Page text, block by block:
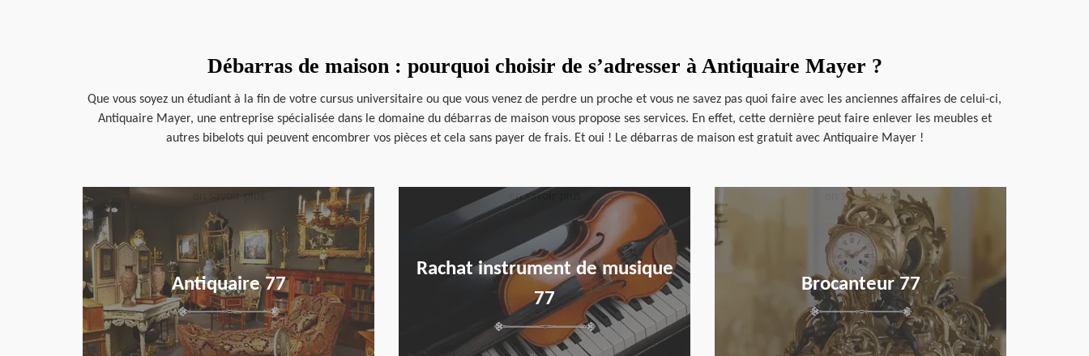
Débarras de maison : pourquoi choisir de s’adresser à Antiquaire Mayer ?
Que vous soyez un étudiant à la fin de votre cursus universitaire ou que vous venez de perdre un proche et vous ne savez pas quoi faire avec les anciennes affaires de celui-ci,
Antiquaire Mayer, une entreprise spécialisée dans le domaine du débarras de maison vous propose ses services. En effet, cette dernière peut faire enlever les meubles et
autres bibelots qui peuvent encombrer vos pièces et cela sans payer de frais. Et oui ! Le débarras de maison est gratuit avec Antiquaire Mayer !
Antiquaire 77
Rachat instrument de musique
77
en savoir plus
Brocanteur 77
en savoir plus